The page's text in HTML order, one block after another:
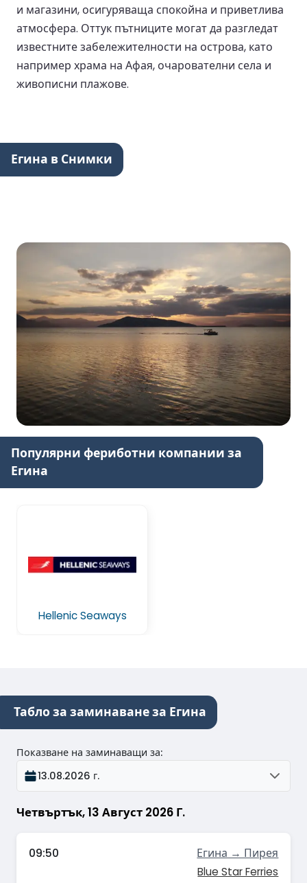
и магазини, осигуряваща спокойна и приветлива
атмосфера. Оттук пътниците могат да разгледат
известните забележителности на острова, като
например храма на Афая, очарователни села и
живописни плажове.
Егина в Снимки
Популярни фериботни компании за
Егина
Hellenic Seaways
Табло за заминаване за Егина
Четвъртък, 13 Август 2026 Г.
Показване на заминаващи за:
13.08.2026 г.
09:50 Егина → Пирея
Blue Star Ferries